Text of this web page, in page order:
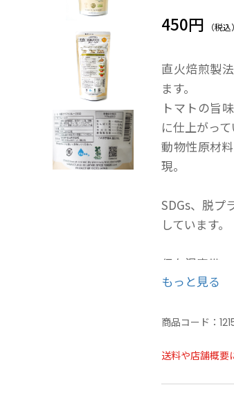
450円 （税込）
直火焙煎製
ます。
トマトの旨
に仕上がって
動物性原材
現。
SDGs、脱プ
しています。
保存温度帯
賞味期限：
もっと見る
商品コード：
送料や店舗概要